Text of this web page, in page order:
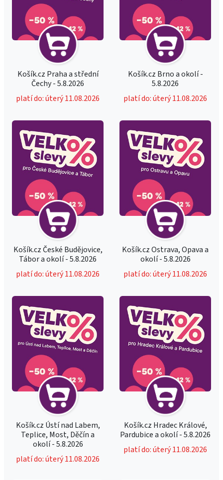
Košík.cz Praha a střední
Čechy - 5.8.2026
platí do: úterý 11.08.2026
Košík.cz Brno a okolí -
5.8.2026
platí do: úterý 11.08.2026
Košík.cz České Budějovice,
Tábor a okolí - 5.8.2026
platí do: úterý 11.08.2026
Košík.cz Ostrava, Opava a
okolí - 5.8.2026
platí do: úterý 11.08.2026
Košík.cz Ústí nad Labem,
Teplice, Most, Děčín a
okolí - 5.8.2026
platí do: úterý 11.08.2026
Košík.cz Hradec Králové,
Pardubice a okolí - 5.8.2026
platí do: úterý 11.08.2026